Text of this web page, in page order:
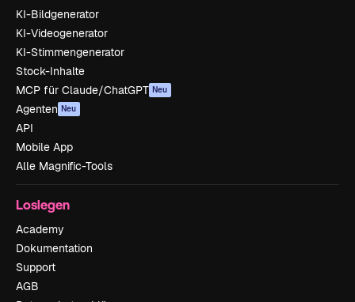
KI-Bildgenerator
KI-Videogenerator
KI-Stimmengenerator
Stock-Inhalte
MCP für Claude/ChatGPT Neu
Agenten Neu
API
Mobile App
Alle Magnific-Tools
Loslegen
Academy
Dokumentation
Support
AGB